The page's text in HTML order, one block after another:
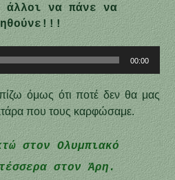
άλλοι να πάνε να
00:00
όμως ότι ποτέ δεν θα μας
που τους καρφώσαμε.
στον Ολυμπιακό
στον Άρη.